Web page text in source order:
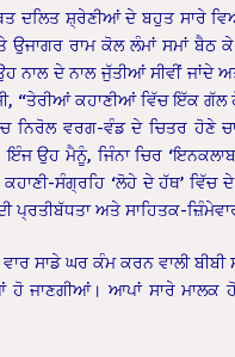
ਦਲਿਤ ਸ਼੍ਰੇਣੀਆਂ ਦੇ ਬਹੁਤ ਸਾਰੇ
ਉਜਾਗਰ ਰਾਮ ਕੋਲ ਲੰਮਾਂ ਸਮਾਂ ਬੈਠ
ਦੇ ਨਾਲ ਜੁੱਤੀਆਂ ਸੀਵੀਂ ਜਾਂਦੇ
“ਤੇਰੀਆਂ ਕਹਾਣੀਆਂ ਵਿੱਚ ਇੱਕ
ਨਿਰੋਲ ਵਰਗ-ਵੰਡ ਦੇ ਚਿਤਰ ਹੋਣੇ
ਮੈਨੂੰ, ਜਿੰਨਾ ਚਿਰ
ਸੰਗ੍ਰਹਿ ‘ਲੋਹੇ ਦੇ ਹੱਥ’ ਵਿੱਚ
ਅਤੇ ਸਾਹਿਤਕ-
ਵਾਰ ਸਾਡੇ ਘਰ ਕੰਮ ਕਰਨ ਵਾਲੀ
ਜਾਣਗੀਆਂ। ਆਪਾਂ ਸਾਰੇ ਮਾਲਕ